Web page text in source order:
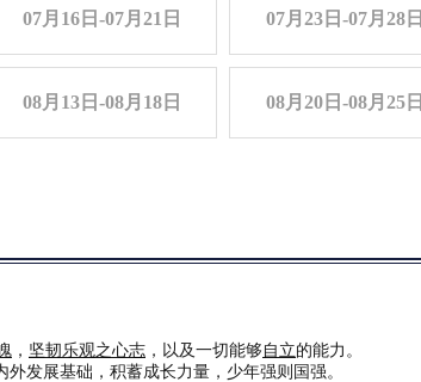
07月16日-07月21日 07月23日-07月28日
08月13日-08月18日 08月20日-08月25日
， 坚韧乐观之心志 ，以及一切能够 自立的能力。
外发展基础，积蓄成长力量，少年强则国强。